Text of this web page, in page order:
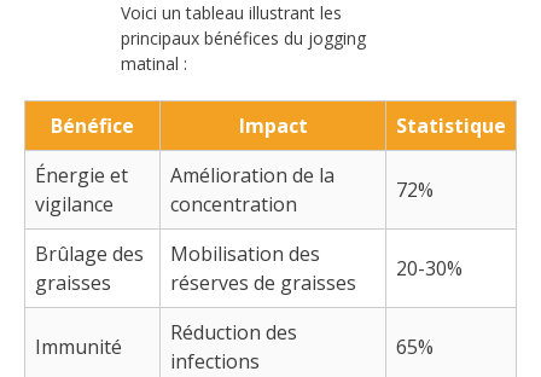
Voici un tableau illustrant les
principaux bénéfices du jogging
matinal :
Bénéfice Impact
Statistique
Énergie et
vigilance
Amélioration de la
concentration
72%
Brûlage des
graisses
Mobilisation des
réserves de graisses
20-30%
Immunité
Réduction des
infections
65%